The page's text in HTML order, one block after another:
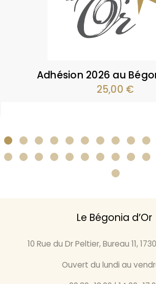
Adhésion 2026 au
25,00 €
Le Bégonia d’Or
10 Rue du Dr Peltier, Bureau 11,
Ouvert du lundi au